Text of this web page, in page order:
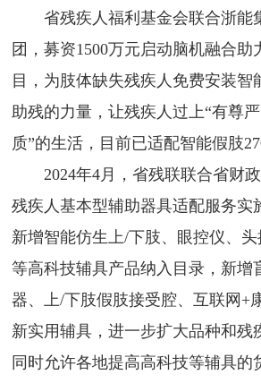
省残疾人福利基金会联合浙能
团，募资1500万元启动脑机融合助
目，为肢体缺失残疾人免费安装智
助残的力量，让残疾人过上“有尊
质”的生活，目前已适配智能假肢
2024年4月，省残联联合省财
残疾人基本型辅助器具适配服务实
新增智能仿生上/下肢、眼控仪、
等高科技辅具产品纳入目录，新增
器、上/下肢假肢接受腔、互联网+
新实用辅具，进一步扩大品种和残
同时允许各地提高高科技等辅具的